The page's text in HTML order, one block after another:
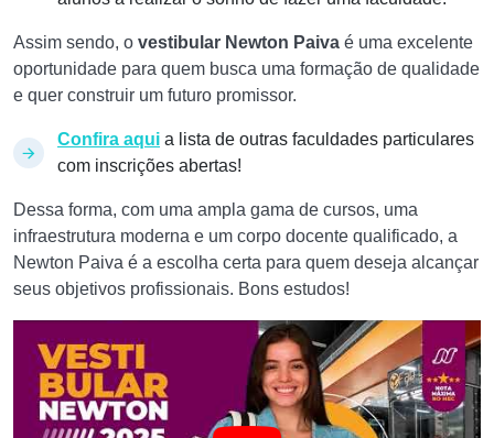
Assim sendo, o vestibular Newton Paiva é uma excelente
oportunidade para quem busca uma formação de qualidade
e quer construir um futuro promissor.
Confira aqui a lista de outras faculdades particulares
com inscrições abertas!
Dessa forma, com uma ampla gama de cursos, uma
infraestrutura moderna e um corpo docente qualificado, a
Newton Paiva é a escolha certa para quem deseja alcançar
seus objetivos profissionais. Bons estudos!